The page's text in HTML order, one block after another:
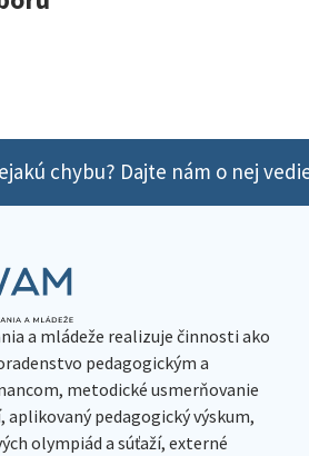
chybu? Dajte nám o nej
a mládeže realizuje činnosti ako
pedagogickým a
metodické usmerňovanie
aplikovaný pedagogický výskum,
olympiád a súťaží, externé